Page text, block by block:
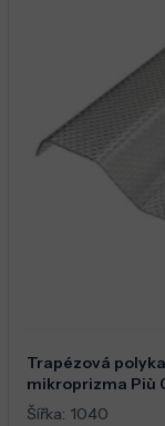
Trapézová
mikroprizma Più
Šířka: 1040